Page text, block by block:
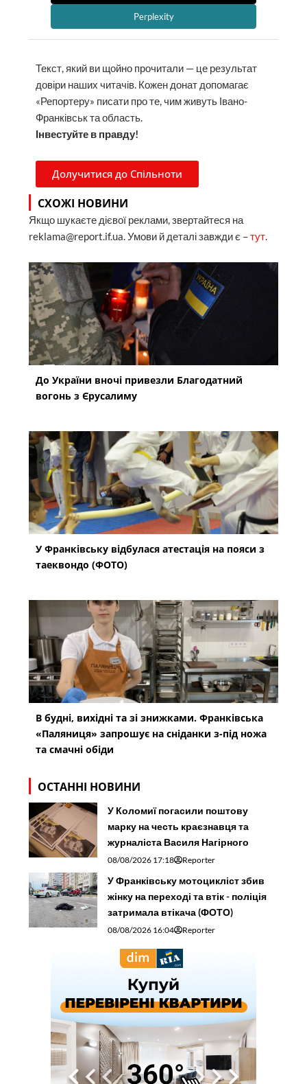
Perplexity
Текст, який ви щойно прочитали — це результат
довіри наших читачів. Кожен донат допомагає
«Репортеру» писати про те, чим живуть Івано-
Франківськ та область.
Інвестуйте в правду!
Долучитися до Спільноти
СХОЖІ НОВИНИ
Якщо шукаєте дієвої реклами, звертайтеся на
reklama@report.if.ua. Умови й деталі завжди є –тут.
До України вночі привезли Благодатний
вогонь з Єрусалиму
У Франківську відбулася атестація на пояси з
таеквондо (ФОТО)
В будні, вихідні та зі знижками. Франківська
«Паляниця» запрошує на сніданки з-під ножа
та смачні обіди
ОСТАННІ НОВИНИ
У Коломиї погасили поштову
марку на честь краєзнавця та
журналіста Василя Нагірного
08/08/2026 17:18 Reporter
У Франківську мотоцикліст збив
жінку на переході та втік - поліція
затримала втікача (ФОТО)
08/08/2026 16:04 Reporter